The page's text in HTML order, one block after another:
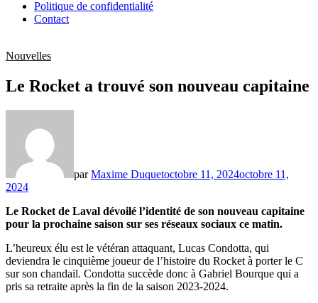
Politique de confidentialité
Contact
Nouvelles
Le Rocket a trouvé son nouveau capitaine
parMaxime Duquetoctobre 11, 2024octobre 11,
2024
Le Rocket de Laval dévoilé l’identité de son nouveau capitaine
pour la prochaine saison sur ses réseaux sociaux ce matin.
L’heureux élu est le vétéran attaquant, Lucas Condotta, qui
deviendra le cinquième joueur de l’histoire du Rocket à porter le C
sur son chandail. Condotta succède donc à Gabriel Bourque qui a
pris sa retraite après la fin de la saison 2023-2024.